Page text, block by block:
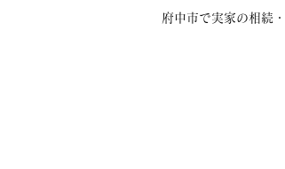
だく場合がご
「不動産屋に
府中市で実家の相続